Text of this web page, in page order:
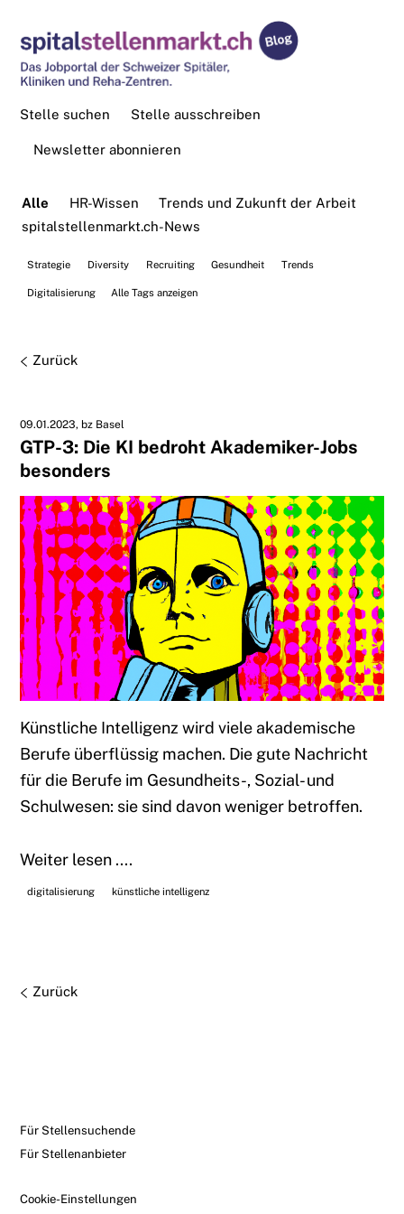
Stelle ausschreiben
Stelle suchen
Newsletter abonnieren
Alle HR-Wissen
Trends und Zukunft der Arbeit
spitalstellenmarkt.ch-News
Strategie Diversity Recruiting Gesundheit Trends
Digitalisierung Alle Tags anzeigen
Zurück
09.01.2023 bz Basel
GTP-3: Die KI bedroht Akademiker-Jobs
besonders
Künstliche Intelligenz wird viele akademische
Berufe überflüssig machen. Die gute Nachricht
für die Berufe im Gesundheits-, Sozial- und
Schulwesen: sie sind davon weniger betroffen.
Weiter lesen ....
digitalisierung künstliche intelligenz
Zurück
Für Stellensuchende
Für Stellenanbieter
Cookie-Einstellungen